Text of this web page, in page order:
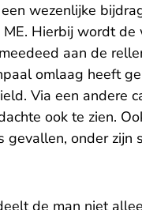
wezenlijke
Hierbij wordt
aan de
omlaag heeft
Via een andere
ook te zien.
gevallen, onder zijn